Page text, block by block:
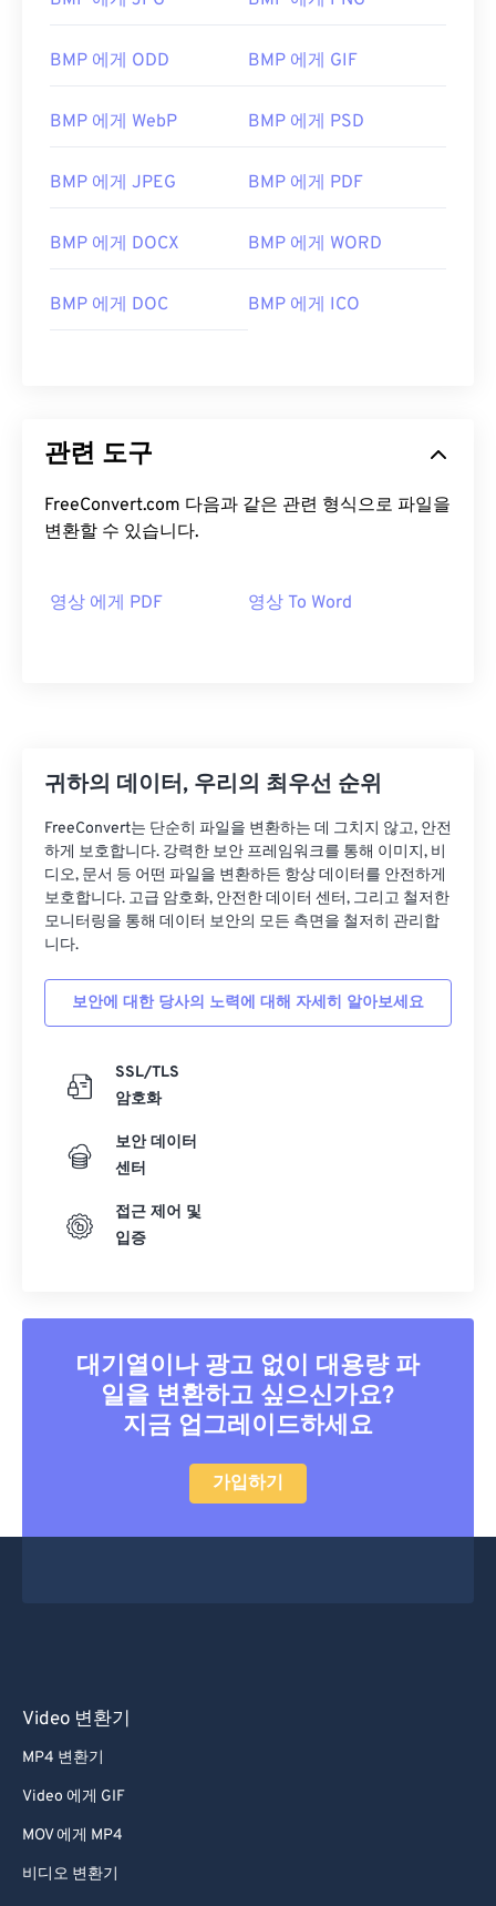
BMP 에게 ODD BMP 에게 GIF
BMP 에게 WebP BMP 에게 PSD
BMP 에게 JPEG BMP 에게 PDF
BMP 에게 DOCX BMP 에게 WORD
BMP 에게 DOC BMP 에게 ICO
관련 도구
FreeConvert.com 다음과 같은 관련 형식으로 파일을
변환할 수 있습니다.
영상 에게 PDF 영상 To Word
귀하의 데이터, 우리의 최우선 순위
FreeConvert는 단순히 파일을 변환하는 데 그치지 않고, 안전
하게 보호합니다. 강력한 보안 프레임워크를 통해 이미지, 비
디오, 문서 등 어떤 파일을 변환하든 항상 데이터를 안전하게
보호합니다. 고급 암호화, 안전한 데이터 센터, 그리고 철저한
모니터링을 통해 데이터 보안의 모든 측면을 철저히 관리합
니다.
보안에 대한 당사의 노력에 대해 자세히 알아보세요
SSL/TLS
암호화
보안 데이터
센터
접근 제어 및
입증
대기열이나 광고 없이 대용량 파
일을 변환하고 싶으신가요?
지금 업그레이드하세요
가입하기
Video 변환기
MP4 변환기
Video 에게 GIF
MOV 에게 MP4
비디오 변환기